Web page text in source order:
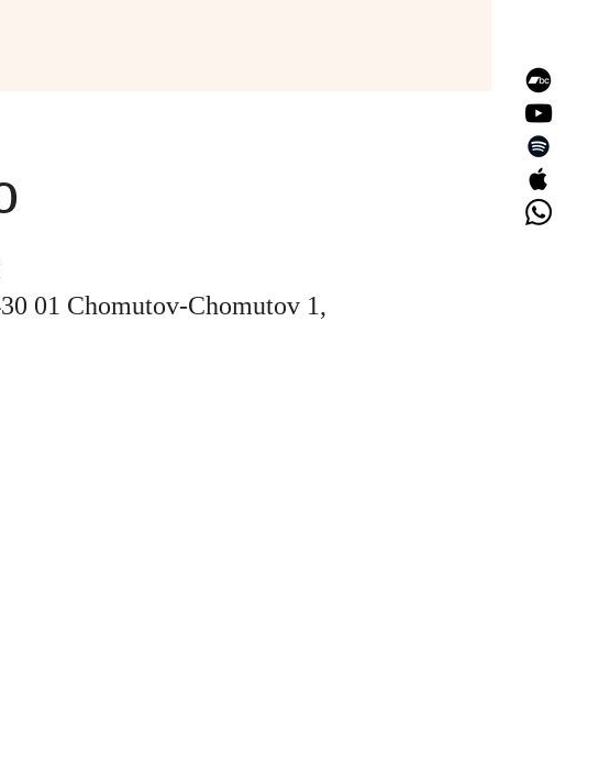
01 Chomutov-Chomutov 1,